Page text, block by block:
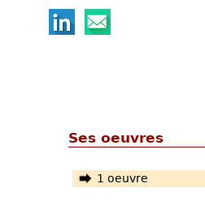
Ses oeuvres
1 oeuvre